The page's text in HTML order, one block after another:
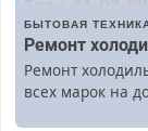
БЫТОВАЯ
Ремонт
Ремонт
всех марок на